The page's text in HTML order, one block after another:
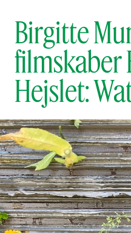
Birgitte
filmskaber
Hejslet: